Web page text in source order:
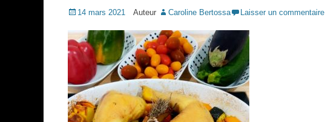
Posted
14 mars 2021 Auteur Caroline Bertossa Laisser un commentaire